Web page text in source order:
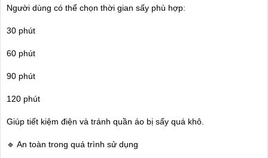
Người dùng có thể chọn thời gian sấy phù hợp:
30 phút
60 phút
90 phút
120 phút
Giúp tiết kiệm điện và tránh quần áo bị sấy quá khô.
🔹 An toàn trong quá trình sử dụng